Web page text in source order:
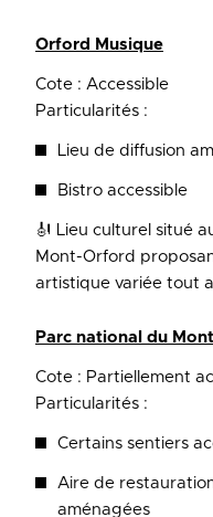
Orford Musique
Cote : Accessible
Particularités :
Lieu de diffusion
Bistro accessible
🎻 Lieu culturel situé
Mont-Orford
artistique variée tout
Parc national du
Cote : Partiellement
Particularités :
Certains sentiers
Aire de
aménagées